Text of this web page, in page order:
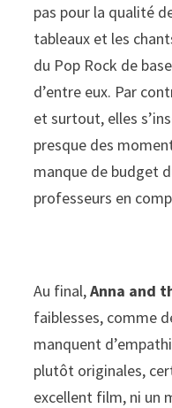
pas pour la qualité
tableaux et les
du Pop Rock de
d’entre eux. Par
et surtout, elles
presque des
manque de budget
professeurs en
Au final,Anna and
faiblesses, comme
manquent
plutôt originales,
excellent film, ni un